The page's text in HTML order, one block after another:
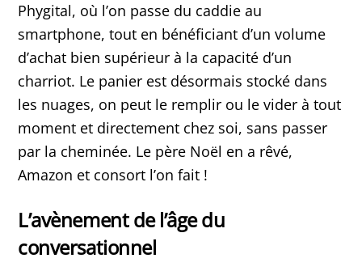
Phygital, où l’on passe du caddie au
smartphone, tout en bénéficiant d’un volume
d’achat bien supérieur à la capacité d’un
charriot. Le panier est désormais stocké dans
les nuages, on peut le remplir ou le vider à tout
moment et directement chez soi, sans passer
par la cheminée. Le père Noël en a rêvé,
Amazon et consort l’on fait !
L’avènement de l’âge du
conversationnel